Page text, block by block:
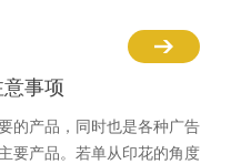
事项
的产品，同时也是各种广告
要产品。若单从印花的角度